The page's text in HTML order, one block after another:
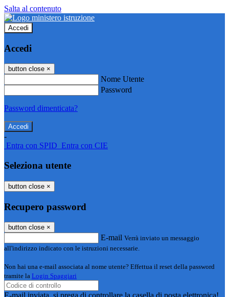
Salta al contenuto
Accedi
Accedi
button close ×
Nome Utente
Password
Password dimenticata?
-
Entra con SPID Entra con CIE
Seleziona utente
button close ×
Recupero password
button close ×
E-mail Verrà inviato un messaggio
all'indirizzo indicato con le istruzioni necessarie.
Non hai una e-mail associata al nome utente? Effettua il reset della password
tramite la Login Spaggiari